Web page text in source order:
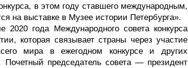
в этом году ставшего международным,
на выставке в Музее истории Петербурга».
года Международного совета конкурса
которая связывает страны через участие
мира в ежегодном конкурсе и других
председатель совета — президент